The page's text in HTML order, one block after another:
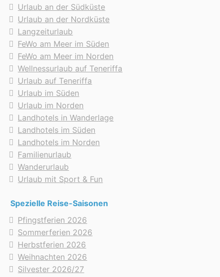
Urlaub an der Südküste
Urlaub an der Nordküste
Langzeiturlaub
FeWo am Meer im Süden
FeWo am Meer im Norden
Wellnessurlaub auf Teneriffa
Urlaub auf Teneriffa
Urlaub im Süden
Urlaub im Norden
Landhotels in Wanderlage
Landhotels im Süden
Landhotels im Norden
Familienurlaub
Wanderurlaub
Urlaub mit Sport & Fun
Spezielle Reise-Saisonen
Pfingstferien 2026
Sommerferien 2026
Herbstferien 2026
Weihnachten 2026
Silvester 2026/27